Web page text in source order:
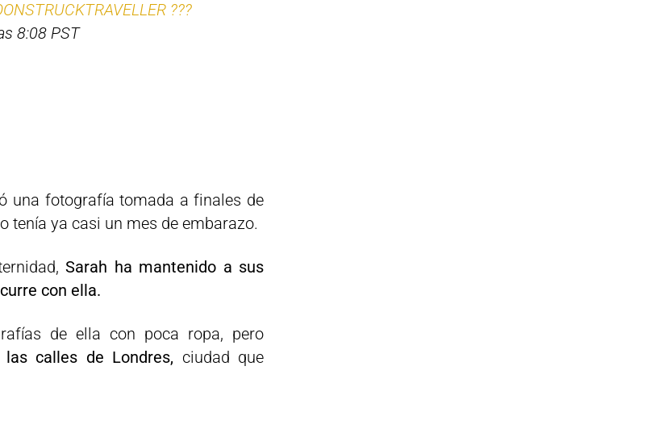
???
8:08 PST
una fotografía tomada a finales de
tenía ya casi un mes de embarazo.
Sarah ha mantenido a sus
con ella.
de ella con poca ropa, pero
las calles de Londres, ciudad que